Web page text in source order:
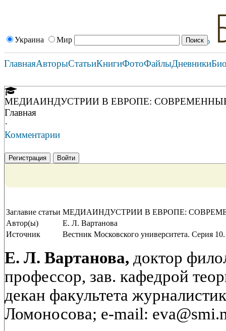
Украина Мир
ГлавнаяАвторыСтатьиКнигиФотоФайлыДневники
МЕДИАИНДУСТРИИ В ЕВРОПЕ:
Главная
·
Комментарии
Регистрация Войти
Заглавие статьи МЕДИАИНДУСТРИИ В ЕВРОПЕ:
Автор(ы)
Е. Л. Вартанова
Источник
Вестник Московского университета. Серия
Е. Л. Вартанова, доктор
профессор, зав. кафедрой
декан факультета
Ломоносова; e-mail: